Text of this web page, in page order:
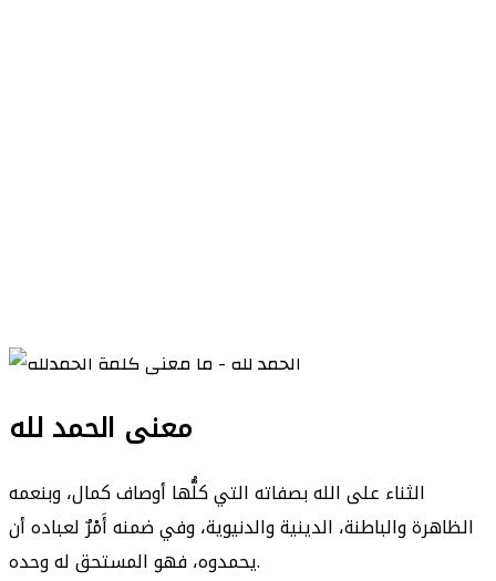
معنى الحمد لله
الثناء على الله بصفاته التي كلُّها أوصاف كمال، وبنعمه
الظاهرة والباطنة، الدينية والدنيوية، وفي ضمنه أَمْرٌ لعباده أن
يحمدوه، فهو المستحق له وحده.